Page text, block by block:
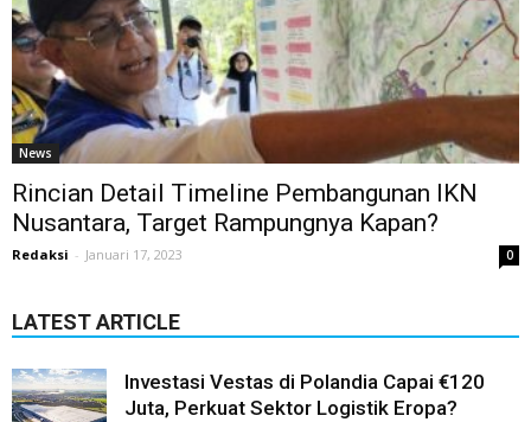
News
Rincian Detail Timeline Pembangunan IKN
Nusantara, Target Rampungnya Kapan?
Redaksi - Januari 17, 2023 0
LATEST ARTICLE
Investasi Vestas di Polandia Capai €120
Juta, Perkuat Sektor Logistik Eropa?